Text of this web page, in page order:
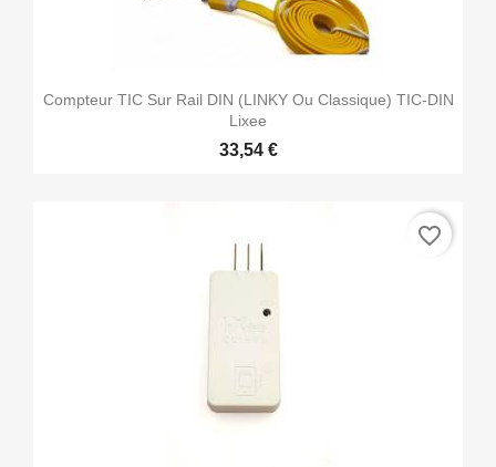
Compteur TIC Sur Rail DIN (LINKY Ou Classique) TIC-DIN
Lixee
33,54 €
favorite_border